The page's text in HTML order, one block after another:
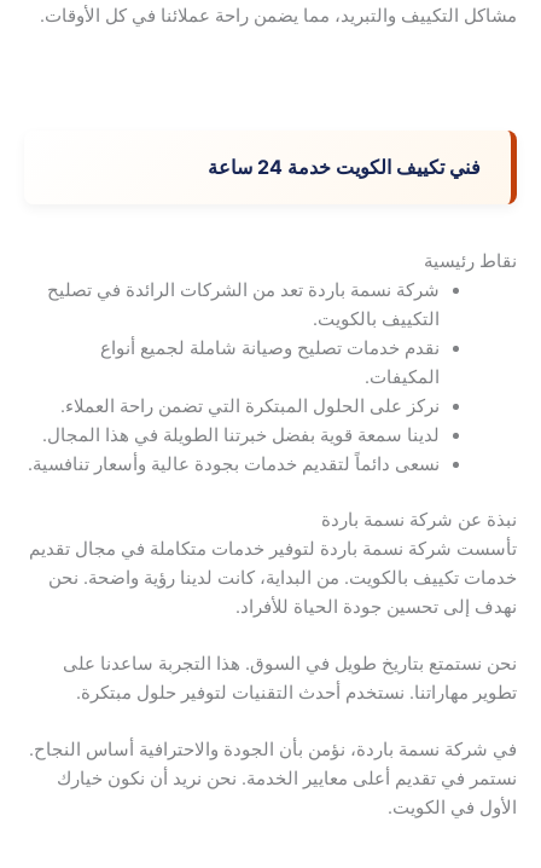
مشاكل التكييف والتبريد، مما يضمن راحة عملائنا في كل الأوقات.
فني تكييف الكويت خدمة 24 ساعة
نقاط رئيسية
شركة نسمة باردة تعد من الشركات الرائدة في تصليح
التكييف بالكويت.
نقدم خدمات تصليح وصيانة شاملة لجميع أنواع
المكيفات.
نركز على الحلول المبتكرة التي تضمن راحة العملاء.
لدينا سمعة قوية بفضل خبرتنا الطويلة في هذا المجال.
نسعى دائماً لتقديم خدمات بجودة عالية وأسعار تنافسية.
نبذة عن شركة نسمة باردة
تأسست شركة نسمة باردة لتوفير خدمات متكاملة في مجال تقديم
خدمات تكييف بالكويت. من البداية، كانت لدينا رؤية واضحة. نحن
نهدف إلى تحسين جودة الحياة للأفراد.
نحن نستمتع بتاريخ طويل في السوق. هذا التجربة ساعدنا على
تطوير مهاراتنا. نستخدم أحدث التقنيات لتوفير حلول مبتكرة.
في شركة نسمة باردة، نؤمن بأن الجودة والاحترافية أساس النجاح.
نستمر في تقديم أعلى معايير الخدمة. نحن نريد أن نكون خيارك
الأول في الكويت.